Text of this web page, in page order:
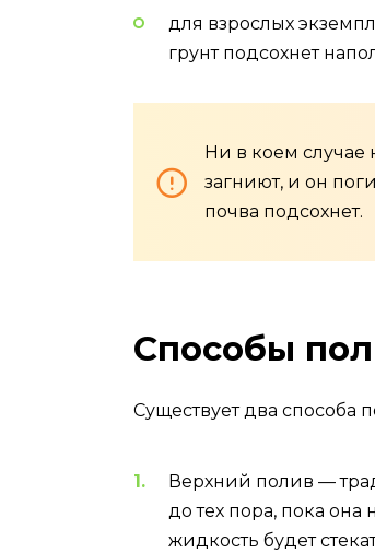
для взрослых
грунт подсохнет
Ни в коем случае
загниют, и он
почва подсохнет.
Способы
Существует два
Верхний полив —
до тех пора, пока она
жидкость будет